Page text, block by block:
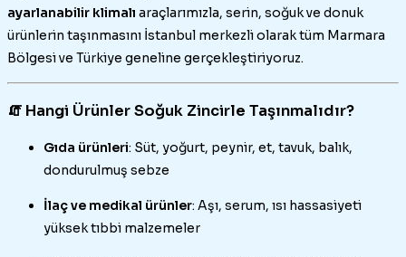
ayarlanabilir klimalı araçlarımızla, serin, soğuk ve donuk
ürünlerin taşınmasını İstanbul merkezli olarak tüm Marmara
Bölgesi ve Türkiye geneline gerçekleştiriyoruz.
🧯 Hangi Ürünler Soğuk Zincirle Taşınmalıdır?
Gıda ürünleri: Süt, yoğurt, peynir, et, tavuk, balık,
dondurulmuş sebze
İlaç ve medikal ürünler: Aşı, serum, ısı hassasiyeti
yüksek tıbbi malzemeler